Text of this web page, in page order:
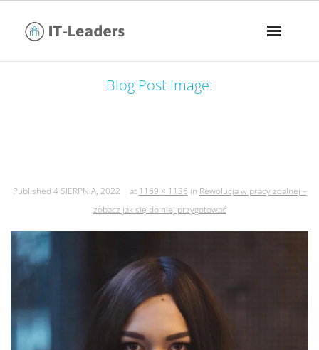
Blog Post Image:
Published 4 SIERPNIA, 2022 at 1169 × 1136 in Rewolucja w pracy zdalnej –
zobacz jak się do niej przygotować